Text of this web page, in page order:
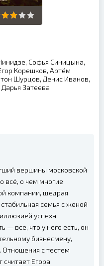
Софья Синицына,
Корешков, Артём
Шурцов, Денис Иванов,
Затеева
вершины московской
всё, о чем многие
компании, щедрая
семья с женой
успеха
— всё, что у него есть, он
бизнесмену,
Отношения с тестем
Егора